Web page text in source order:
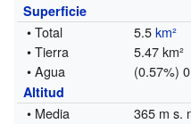
Superficie
• Total 5.5km²
• Tierra
5.47 km²
• Agua
(0.57%)
Altitud
• Media 365 m s.